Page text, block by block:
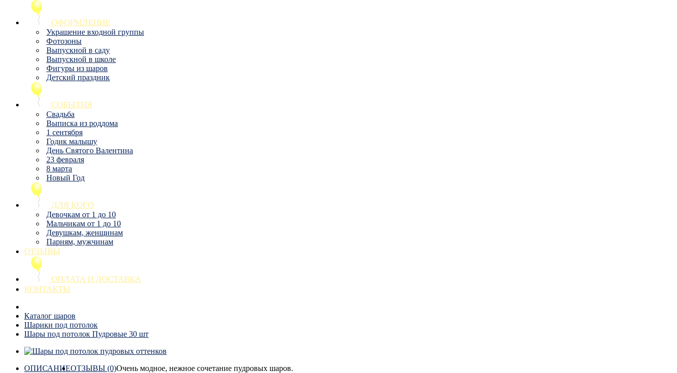
ОФОРМЛЕНИЕ
Украшение входной группы
Фотозоны
Выпускной в саду
Выпускной в школе
Фигуры из шаров
Детский праздник
СОБЫТИЯ
Свадьба
Выписка из роддома
1 сентября
Годик малышу
День Святого Валентина
23 февраля
8 марта
Новый Год
ДЛЯ КОГО
Девочкам от 1 до 10
Мальчикам от 1 до 10
Девушкам, женщинам
Парням, мужчинам
ОТЗЫВЫ
ОПЛАТА И ДОСТАВКА
КОНТАКТЫ
Каталог шаров
Шарики под потолок
Шары под потолок Пудровые 30 шт
ОПИСАНИЕОТЗЫВЫ (0)Очень модное, нежное сочетание пудровых шаров.